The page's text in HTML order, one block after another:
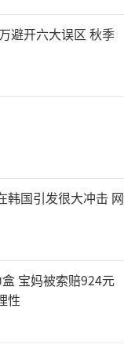
避开六大误区 秋季
韩国引发很大冲击 网
宝妈被索赔924元
性